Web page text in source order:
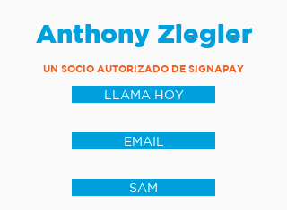
Anthony Ziegler
UN SOCIO AUTORIZADO DE SIGNAPAY
LLAMA HOY
EMAIL
SAM